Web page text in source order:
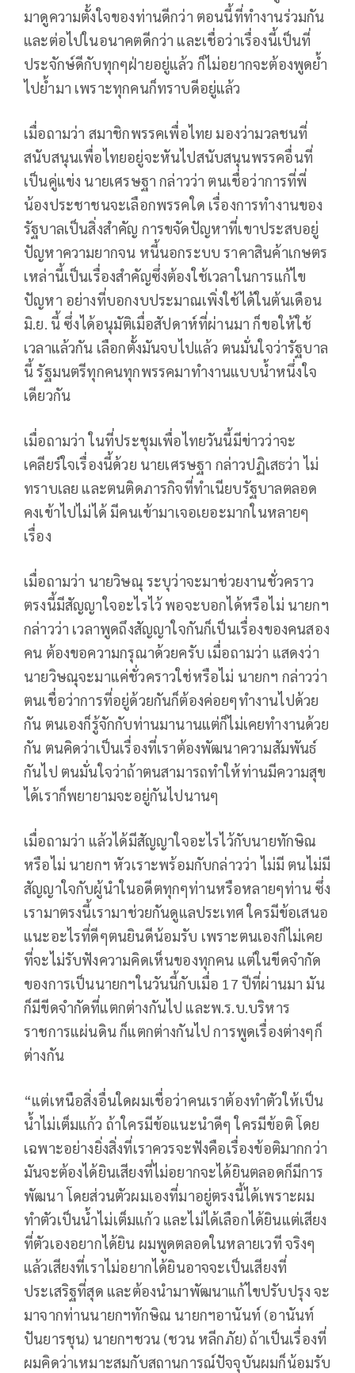
มาดูความตั้งใจของท่านดีกว่า ตอนนี้ที่ทำงานร่วมกัน
และต่อไปในอนาคตดีกว่า และเชื่อว่าเรื่องนี้เป็นที่
ประจักษ์ดีกับทุกๆฝ่ายอยู่แล้ว ก็ไม่อยากจะต้องพูดย้ำ
ไปย้ำมา เพราะทุกคนก็ทราบดีอยู่แล้ว
เมื่อถามว่า สมาชิกพรรคเพื่อไทย มองว่ามวลชนที่
สนับสนุนเพื่อไทยอยู่จะหันไปสนับสนุนพรรคอื่นที่
เป็นคู่แข่ง นายเศรษฐา กล่าวว่า ตนเชื่อว่าการที่พี่
น้องประชาชนจะเลือกพรรคใด เรื่องการทำงานของ
รัฐบาลเป็นสิ่งสำคัญ การขจัดปัญหาที่เขาประสบอยู่
ปัญหาความยากจน หนี้นอกระบบ ราคาสินค้าเกษตร
เหล่านี้เป็นเรื่องสำคัญซึ่งต้องใช้เวลาในการแก้ไข
ปัญหา อย่างที่บอกงบประมาณเพิ่งใช้ได้ในต้นเดือน
มิ.ย. นี้ ซึ่งได้อนุมัติเมื่อสัปดาห์ที่ผ่านมา ก็ขอให้ใช้
เวลาแล้วกัน เลือกตั้งมันจบไปแล้ว ตนมั่นใจว่ารัฐบาล
นี้ รัฐมนตรีทุกคนทุกพรรคมาทำงานแบบน้ำหนึ่งใจ
เดียวกัน
เมื่อถามว่า ในที่ประชุมเพื่อไทยวันนี้มีข่าวว่าจะ
เคลียร์ใจเรื่องนี้ด้วย นายเศรษฐา กล่าวปฏิเสธว่า ไม่
ทราบเลย และตนติดภารกิจที่ทำเนียบรัฐบาลตลอด
คงเข้าไปไม่ได้ มีคนเข้ามาเจอเยอะมากในหลายๆ
เรื่อง
เมื่อถามว่า นายวิษณุ ระบุว่าจะมาช่วยงานชั่วคราว
ตรงนี้มีสัญญาใจอะไรไว้ พอจะบอกได้หรือไม่ นายกฯ
กล่าวว่า เวลาพูดถึงสัญญาใจกันก็เป็นเรื่องของคนสอง
คน ต้องขอความกรุณาด้วยครับ เมื่อถามว่า แสดงว่า
นายวิษณุจะมาแค่ชั่วคราวใช่หรือไม่ นายกฯ กล่าวว่า
ตนเชื่อว่าการที่อยู่ด้วยกันก็ต้องค่อยๆทำงานไปด้วย
กัน ตนเองก็รู้จักกับท่านมานานแต่ก็ไม่เคยทำงานด้วย
กัน ตนคิดว่าเป็นเรื่องที่เราต้องพัฒนาความสัมพันธ์
กันไป ตนมั่นใจว่าถ้าตนสามารถทำให้ท่านมีความสุข
ได้เราก็พยายามจะอยู่กันไปนานๆ
เมื่อถามว่า แล้วได้มีสัญญาใจอะไรไว้กับนายทักษิณ
หรือไม่ นายกฯ หัวเราะพร้อมกับกล่าวว่า ไม่มี ตนไม่มี
สัญญาใจกับผู้นำในอดีตทุกๆท่านหรือหลายๆท่าน ซึ่ง
เรามาตรงนี้เรามาช่วยกันดูแลประเทศ ใครมีข้อเสนอ
แนะอะไรที่ดีๆตนยินดีน้อมรับ เพราะตนเองก็ไม่เคย
ที่จะไม่รับฟังความคิดเห็นของทุกคน แต่ในขีดจำกัด
ของการเป็นนายกฯในวันนี้กับเมื่อ 17 ปีที่ผ่านมา มัน
ก็มีขีดจำกัดที่แตกต่างกันไป และพ.ร.บ.บริหาร
ราชการแผ่นดิน ก็แตกต่างกันไป การพูดเรื่องต่างๆก็
ต่างกัน
“แต่เหนือสิ่งอื่นใดผมเชื่อว่าคนเราต้องทำตัวให้เป็น
น้ำไม่เต็มแก้ว ถ้าใครมีข้อแนะนำดีๆ ใครมีข้อติ โดย
เฉพาะอย่างยิ่งสิ่งที่เราควรจะฟังคือเรื่องข้อติมากกว่า
มันจะต้องได้ยินเสียงที่ไม่อยากจะได้ยินตลอดก็มีการ
พัฒนา โดยส่วนตัวผมเองที่มาอยู่ตรงนี้ได้เพราะผม
ทำตัวเป็นน้ำไม่เต็มแก้ว และไม่ได้เลือกได้ยินแต่เสียง
ที่ตัวเองอยากได้ยิน ผมพูดตลอดในหลายเวที จริงๆ
แล้วเสียงที่เราไม่อยากได้ยินอาจจะเป็นเสียงที่
ประเสริฐที่สุด และต้องนำมาพัฒนาแก้ไขปรับปรุง จะ
มาจากท่านนายกฯทักษิณ นายกฯอานันท์ (อานันท์
ปันยารชุน) นายกฯชวน (ชวน หลีกภัย) ถ้าเป็นเรื่องที่
ผมคิดว่าเหมาะสมกับสถานการณ์ปัจจุบันผมก็น้อมรับ